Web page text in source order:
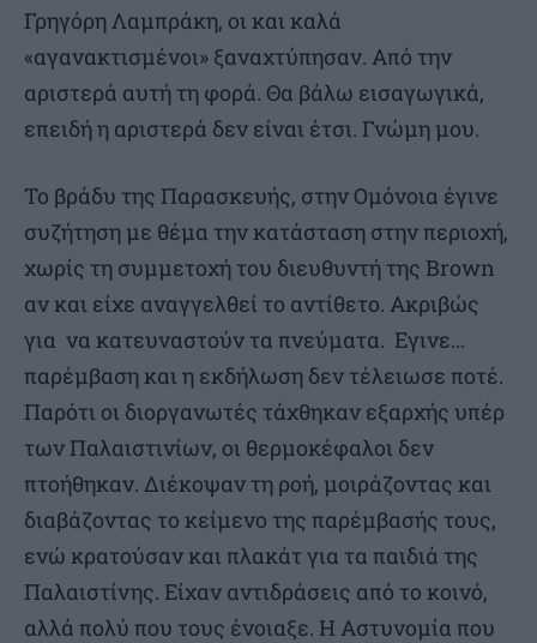
Γρηγόρη Λαμπράκη, οι και καλά
«αγανακτισμένοι» ξαναχτύπησαν. Από την
αριστερά αυτή τη φορά. Θα βάλω εισαγωγικά,
επειδή η αριστερά δεν είναι έτσι. Γνώμη μου.
Το βράδυ της Παρασκευής, στην Ομόνοια έγινε
συζήτηση με θέμα την κατάσταση στην περιοχή,
χωρίς τη συμμετοχή του διευθυντή της Brown
αν και είχε αναγγελθεί το αντίθετο. Ακριβώς
για να κατευναστούν τα πνεύματα. Εγινε…
παρέμβαση και η εκδήλωση δεν τέλειωσε ποτέ.
Παρότι οι διοργανωτές τάχθηκαν εξαρχής υπέρ
των Παλαιστινίων, οι θερμοκέφαλοι δεν
πτοήθηκαν. Διέκοψαν τη ροή, μοιράζοντας και
διαβάζοντας το κείμενο της παρέμβασής τους,
ενώ κρατούσαν και πλακάτ για τα παιδιά της
Παλαιστίνης. Είχαν αντιδράσεις από το κοινό,
αλλά πολύ που τους ένοιαξε. Η Αστυνομία που